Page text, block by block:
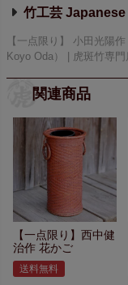
竹工芸
【一点限り】 小田光陽
Koyo Oda） | 虎斑竹専門
関連商品
【一点限り】 西中健
治作 花かご
送料無料